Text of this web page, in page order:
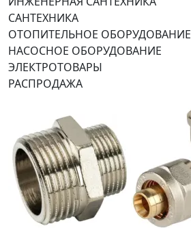
САНТЕХНИКА
ОТОПИТЕЛЬНОЕ ОБОРУДОВАНИЕ
НАСОСНОЕ ОБОРУДОВАНИЕ
ЭЛЕКТРОТОВАРЫ
РАСПРОДАЖА